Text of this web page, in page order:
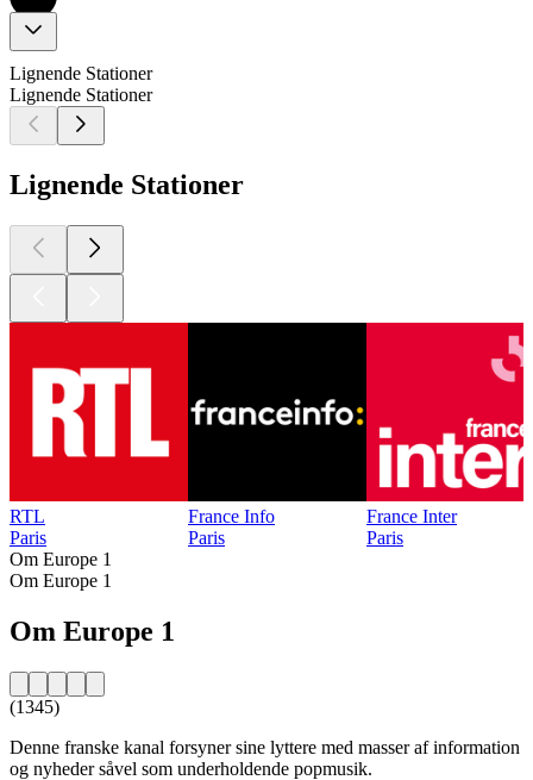
Lignende Stationer
Lignende Stationer
Lignende Stationer
RTL
Paris
France Info
Paris
France Inter
Paris
Om Europe 1
Om Europe 1
Om Europe 1
(1345)
Denne franske kanal forsyner sine lyttere med masser af information
og nyheder såvel som underholdende popmusik.